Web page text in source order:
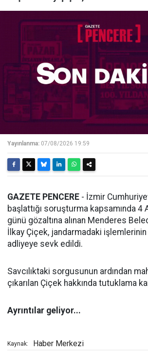
Yayınlanma: 07/08/2026 19:59
GAZETE PENCERE - İzmir
başlattığı soruşturma kapsamında 4
günü gözaltına alınan Menderes
İlkay Çiçek, jandarmadaki işlemlerinin
adliyeye sevk edildi.
Savcılıktaki sorgusunun ardından
çıkarılan Çiçek hakkında tutuklama
Ayrıntılar geliyor...
Kaynak: Haber Merkezi